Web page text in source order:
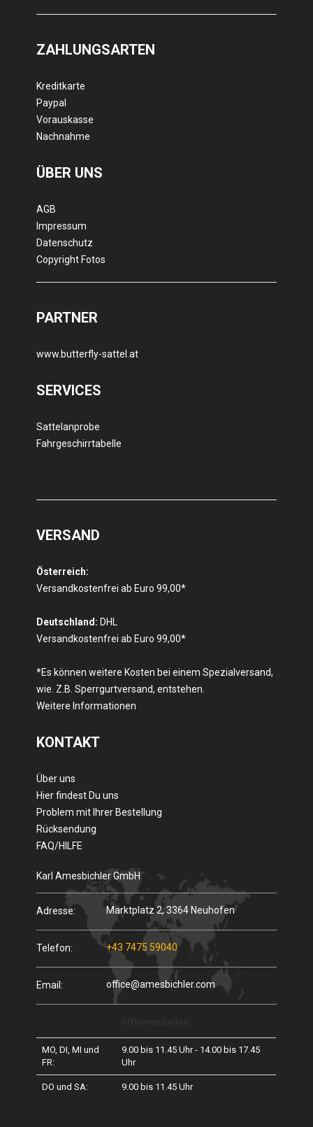
ZAHLUNGSARTEN
Kreditkarte
Paypal
Vorauskasse
Nachnahme
ÜBER UNS
AGB
Impressum
Datenschutz
Copyright Fotos
PARTNER
www.butterfly-sattel.at
SERVICES
Sattelanprobe
Fahrgeschirrtabelle
VERSAND
Österreich:
Versandkostenfrei ab Euro 99,00*
Deutschland: DHL
Versandkostenfrei ab Euro 99,00*
*Es können weitere Kosten bei einem Spezialversand,
wie. Z.B. Sperrgurtversand, entstehen.
Weitere Informationen
KONTAKT
Über uns
Hier findest Du uns
Problem mit Ihrer Bestellung
Rücksendung
FAQ/HILFE
Karl Amesbichler GmbH
Adresse: Marktplatz 2, 3364 Neuhofen
Telefon: +43 7475 59040
Email: office@amesbichler.com
MO, DI, MI und
FR:
9.00 bis 11.45 Uhr - 14.00 bis 17.45
Uhr
DO und SA: 9.00 bis 11.45 Uhr